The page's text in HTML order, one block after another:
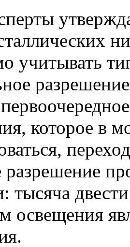
учитывать
которое в
разрешение
тысяча
освещения